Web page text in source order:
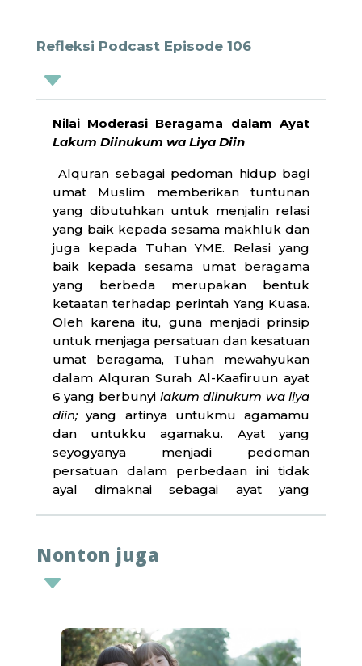
Refleksi Podcast Episode 106
C
Nilai Moderasi Beragama dalam Ayat
Lakum Diinukum wa Liya Diin
Alquran sebagai pedoman hidup bagi
umat Muslim memberikan tuntunan
yang dibutuhkan untuk menjalin relasi
yang baik kepada sesama makhluk dan
juga kepada Tuhan YME. Relasi yang
baik kepada sesama umat beragama
yang berbeda merupakan bentuk
ketaatan terhadap perintah Yang Kuasa.
Oleh karena itu, guna menjadi prinsip
untuk menjaga persatuan dan kesatuan
umat beragama, Tuhan mewahyukan
dalam Alquran Surah Al-Kaafiruun ayat
6 yang berbunyi lakum diinukum wa liya
diin;yang artinya untukmu agamamu
dan untukku agamaku. Ayat yang
seyogyanya menjadi pedoman
persatuan dalam perbedaan ini tidak
ayal dimaknai sebagai ayat yang
Sehingga, umat beragama tampak
eksklusif dengan kelompok dan
pandangannya sendiri, enggan
di ruang yang berbeda, enggan bekerja
sama, yang semuanya itu membuat
Nonton juga
C